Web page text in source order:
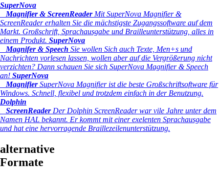
SuperNova
Magnifier & ScreenReaderMit SuperNova Magnifier &
ScreenReader erhalten Sie die mächstigste Zugangssoftware auf dem
Markt. Großschrift, Sprachausgabe und Brailleunterstützung, alles in
einem Produkt. SuperNova
Magnifer & Speech Sie wollen Sich auch Texte, Men+s und
Nachrichten vorlesen lassen, wollen aber auf die Vergrößerung nicht
verzichten? Dann schauen Sie sich SuperNova Magnifier & Speech
an! SuperNova
MagnifierSuperNova Magnifier ist die beste Großschriftsoftware für
Windows. Schnell, flexibel und trotzdem einfach in der Benutzung.
Dolphin
ScreenReaderDer Dolphin ScreenReader war vile Jahre unter dem
Namen HAL bekannt. Er kommt mit einer exelenten Sprachausgabe
und hat eine hervorragende Braillezeilenunterstützung.
alternative
Formate